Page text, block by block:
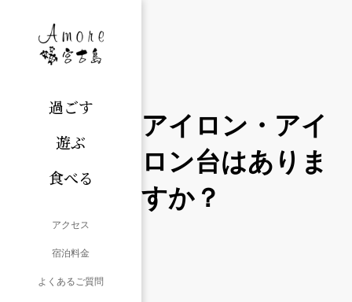
過ごす
遊ぶ
食べる
アクセス
宿泊料金
よくあるご質問
アイロン・アイ
ロン台はありま
すか？